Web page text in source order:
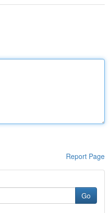
Report Page
Go